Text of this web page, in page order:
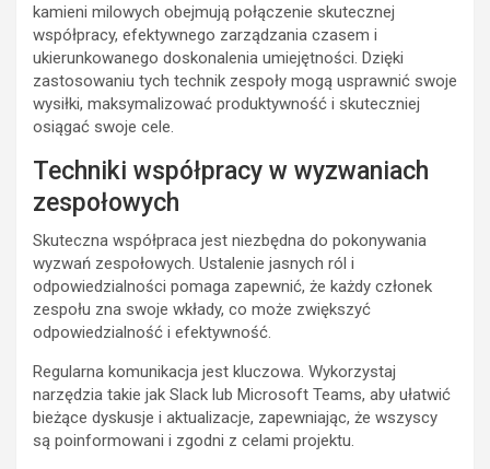
kamieni milowych obejmują połączenie skutecznej
współpracy, efektywnego zarządzania czasem i
ukierunkowanego doskonalenia umiejętności. Dzięki
zastosowaniu tych technik zespoły mogą usprawnić swoje
wysiłki, maksymalizować produktywność i skuteczniej
osiągać swoje cele.
Techniki współpracy w wyzwaniach
zespołowych
Skuteczna współpraca jest niezbędna do pokonywania
wyzwań zespołowych. Ustalenie jasnych ról i
odpowiedzialności pomaga zapewnić, że każdy członek
zespołu zna swoje wkłady, co może zwiększyć
odpowiedzialność i efektywność.
Regularna komunikacja jest kluczowa. Wykorzystaj
narzędzia takie jak Slack lub Microsoft Teams, aby ułatwić
bieżące dyskusje i aktualizacje, zapewniając, że wszyscy
są poinformowani i zgodni z celami projektu.